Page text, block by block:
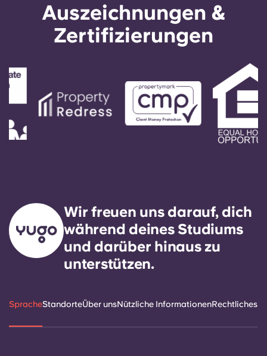
Auszeichnungen &
Zertifizierungen
Wir freuen uns darauf, dich
während deines Studiums
und darüber hinaus zu
unterstützen.
SpracheStandorteÜber unsNützliche InformationenRechtliches